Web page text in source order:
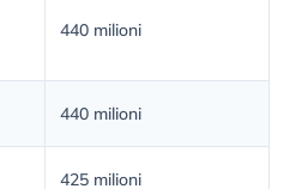
440 milioni
440 milioni
425 milioni